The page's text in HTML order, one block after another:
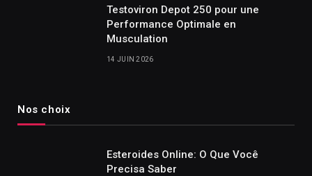
Testoviron Depot 250 pour une
Performance Optimale en
Musculation
14 JUIN 2026
Nos choix
Esteroides Online: O Que Você
Precisa Saber